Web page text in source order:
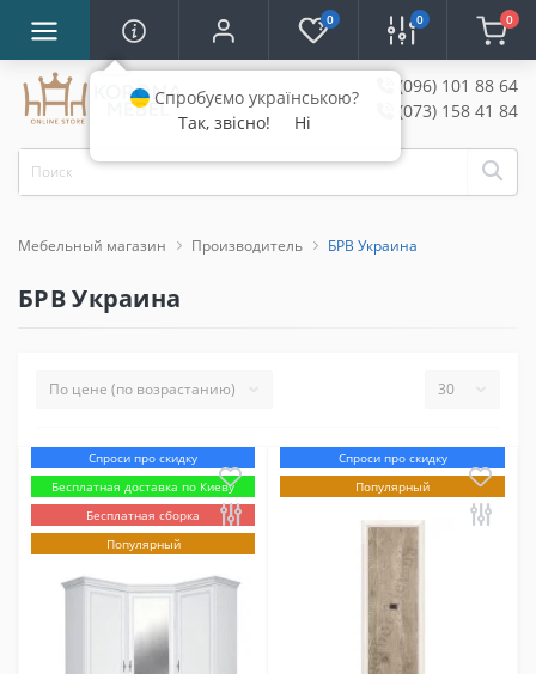
0 0 0
(096) 101 88 64
(073) 158 41 84
Мебельный магазин Производитель БРВ Украина
БРВ Украина
Спроси про скидку
Бесплатная доставка по Киеву
Бесплатная сборка
Популярный
Спроси про скидку
Популярный
Спробуємо українською?
Так, звісно!
Ні